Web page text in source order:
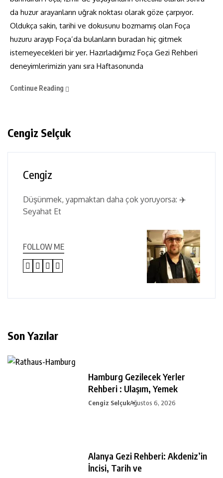
da huzur arayanların uğrak noktası olarak göze çarpıyor.
Oldukça sakin, tarihi ve dokusunu bozmamış olan Foça
huzuru arayıp Foça’da bulanların buradan hiç gitmek
istemeyecekleri bir yer. Hazırladığımız Foça Gezi Rehberi
deneyimlerimizin yanı sıra Haftasonunda
Continue Reading
Cengiz Selçuk
Cengiz
Düşünmek, yapmaktan daha çok yoruyorsa: ✈️
Seyahat Et
FOLLOW ME
Son Yazılar
Hamburg Gezilecek Yerler
Rehberi : Ulaşım, Yemek
Cengiz SelçukAğustos 6, 2026
Alanya Gezi Rehberi: Akdeniz’in
İncisi, Tarih ve